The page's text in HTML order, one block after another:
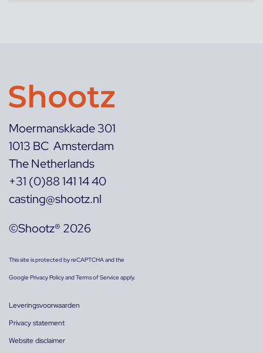
Moermanskkade 301
1013 BC Amsterdam
The Netherlands
+31 (0)88 141 14 40
casting@shootz.nl
©Shootz® 2026
This site is protected by reCAPTCHA and the
GooglePrivacy PolicyandTerms of Serviceapply.
Leveringsvoorwaarden
Privacy statement
Website disclaimer